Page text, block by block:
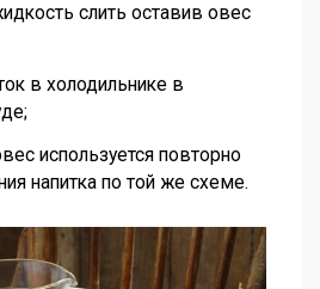
слить оставив овес
в холодильнике в
используется повторно
напитка по той же схеме.